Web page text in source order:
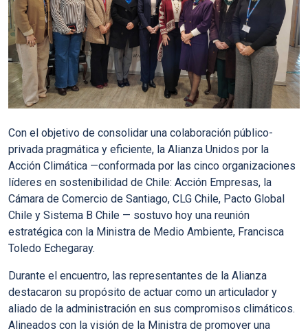
Con el objetivo de consolidar una colaboración público-
privada pragmática y eficiente, la Alianza Unidos por la
Acción Climática —conformada por las cinco organizaciones
líderes en sostenibilidad de Chile: Acción Empresas, la
Cámara de Comercio de Santiago, CLG Chile, Pacto Global
Chile y Sistema B Chile — sostuvo hoy una reunión
estratégica con la Ministra de Medio Ambiente, Francisca
Toledo Echegaray.
Durante el encuentro, las representantes de la Alianza
destacaron su propósito de actuar como un articulador y
aliado de la administración en sus compromisos climáticos.
Alineados con la visión de la Ministra de promover una